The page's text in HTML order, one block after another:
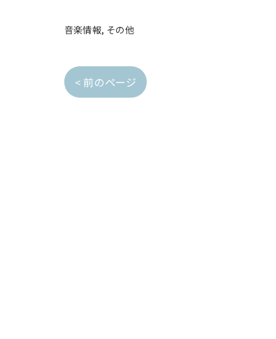
音楽情報 その他
< 前のページ